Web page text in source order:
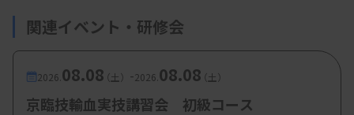
無料、非会員：3000円
関連イベント・研修会
2026. 08.08（土） -2026. 08.08（土）
京臨技輸血実技講習会 初級コース